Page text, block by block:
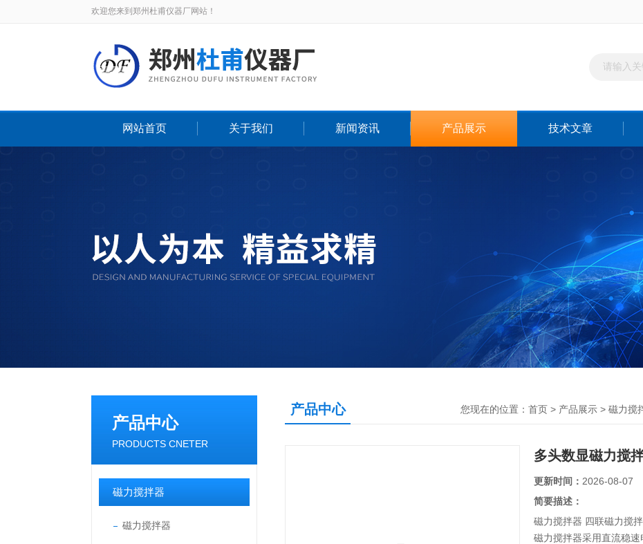
欢迎您来到郑州杜甫仪器厂网站！
网站首页 关于我们 新闻资讯 产品展示 技术文章
产品中心
PRODUCTS CNETER
磁力搅拌器
磁力搅拌器
产品中心 您现在的位置： 首页 > 产品展示 > 磁力搅
多头数显磁力搅
更新时间： 2026-08-07
简要描述：
磁力搅拌器 四联磁力搅
磁力搅拌器采用直流稳